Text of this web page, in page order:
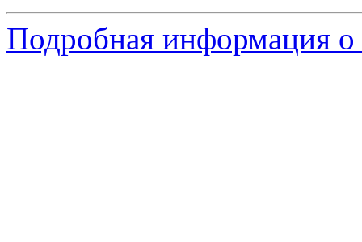
Подробная информация